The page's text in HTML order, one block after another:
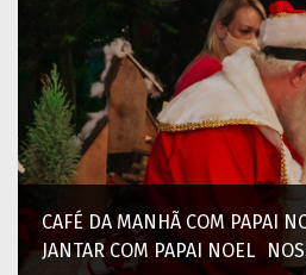
CAFÉ DA MANHÃ COM PAPAI
JANTAR COM PAPAI NOEL